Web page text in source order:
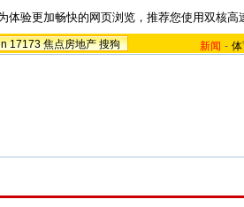
体验更加畅快的网页浏览，推荐您使用双核高
17173 焦点房地产 搜狗 新闻 -